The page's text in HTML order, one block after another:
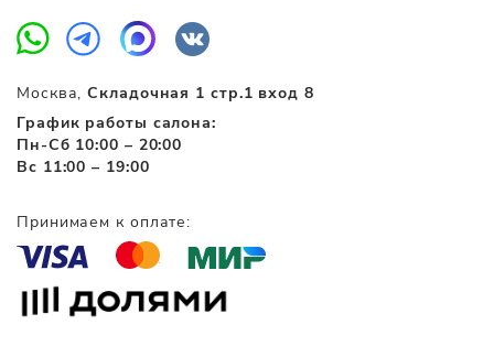
Москва,Складочная 1 стр.1 вход 8
График работы салона:
Пн-Сб 10:00 – 20:00
Вс 11:00 – 19:00
Принимаем к оплате: